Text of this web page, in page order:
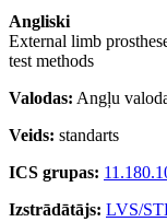
Angliski
External limb
test methods
Valodas: Angļu
Veids: standarts
ICS grupas:
Izstrādātājs: LVS/